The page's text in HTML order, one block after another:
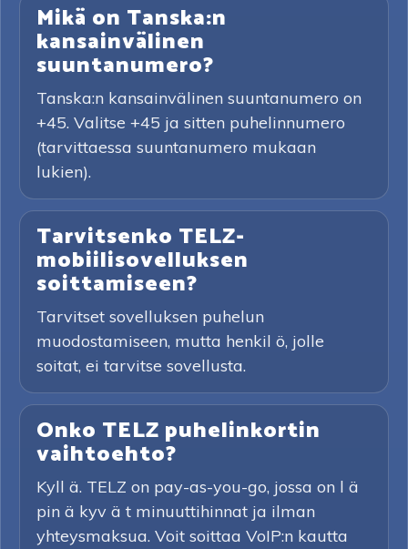
Mikä on Tanska:n
kansainvälinen
suuntanumero?
Tanska:n kansainvälinen suuntanumero on
+45. Valitse +45 ja sitten puhelinnumero
(tarvittaessa suuntanumero mukaan
lukien).
Tarvitsenko TELZ-
mobiilisovelluksen
soittamiseen?
Tarvitset sovelluksen puhelun
muodostamiseen, mutta henkil ö, jolle
soitat, ei tarvitse sovellusta.
Onko TELZ puhelinkortin
vaihtoehto?
Kyll ä. TELZ on pay-as-you-go, jossa on l ä
pin ä kyv ä t minuuttihinnat ja ilman
yhteysmaksua. Voit soittaa VoIP:n kautta